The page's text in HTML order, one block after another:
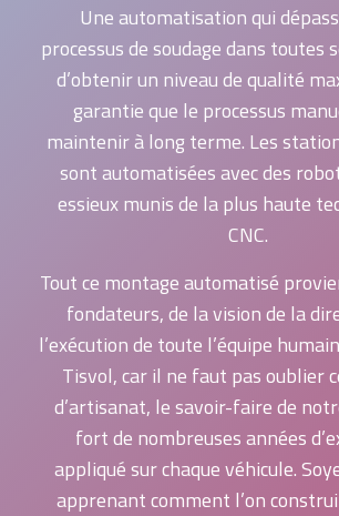
Une automatisation qui
processus de soudage dans toutes
d’obtenir un niveau de qualité
garantie que le processus
maintenir à long terme. Les
sont automatisées avec des
essieux munis de la plus haute
CNC.
Tout ce montage automatisé
fondateurs, de la vision de la
l’exécution de toute l’équipe
Tisvol, car il ne faut pas oublier
d’artisanat, le savoir-faire de
fort de nombreuses années
appliqué sur chaque véhicule.
apprenant comment l’on